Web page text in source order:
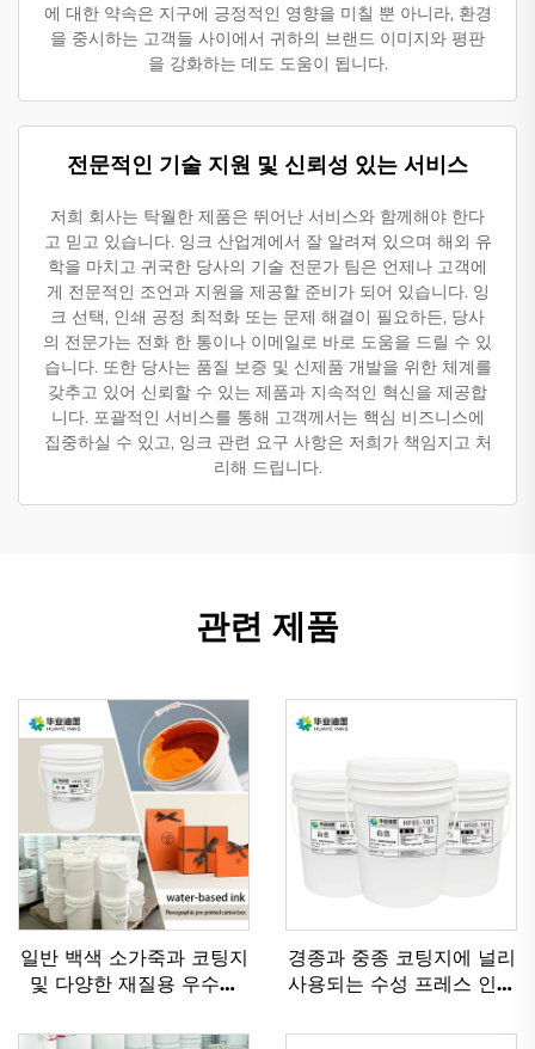
에 대한 약속은 지구에 긍정적인 영향을 미칠 뿐 아니라, 환경
을 중시하는 고객들 사이에서 귀하의 브랜드 이미지와 평판
을 강화하는 데도 도움이 됩니다.
전문적인 기술 지원 및 신뢰성 있는 서비스
저희 회사는 탁월한 제품은 뛰어난 서비스와 함께해야 한다
고 믿고 있습니다. 잉크 산업계에서 잘 알려져 있으며 해외 유
학을 마치고 귀국한 당사의 기술 전문가 팀은 언제나 고객에
게 전문적인 조언과 지원을 제공할 준비가 되어 있습니다. 잉
크 선택, 인쇄 공정 최적화 또는 문제 해결이 필요하든, 당사
의 전문가는 전화 한 통이나 이메일로 바로 도움을 드릴 수 있
습니다. 또한 당사는 품질 보증 및 신제품 개발을 위한 체계를
갖추고 있어 신뢰할 수 있는 제품과 지속적인 혁신을 제공합
니다. 포괄적인 서비스를 통해 고객께서는 핵심 비즈니스에
집중하실 수 있고, 잉크 관련 요구 사항은 저희가 책임지고 처
리해 드립니다.
관련 제품
일반 백색 소가죽과 코팅지
및 다양한 재질용 우수한
경종과 중종 코팅지에 널리
사용되는 수성 프레스 인쇄